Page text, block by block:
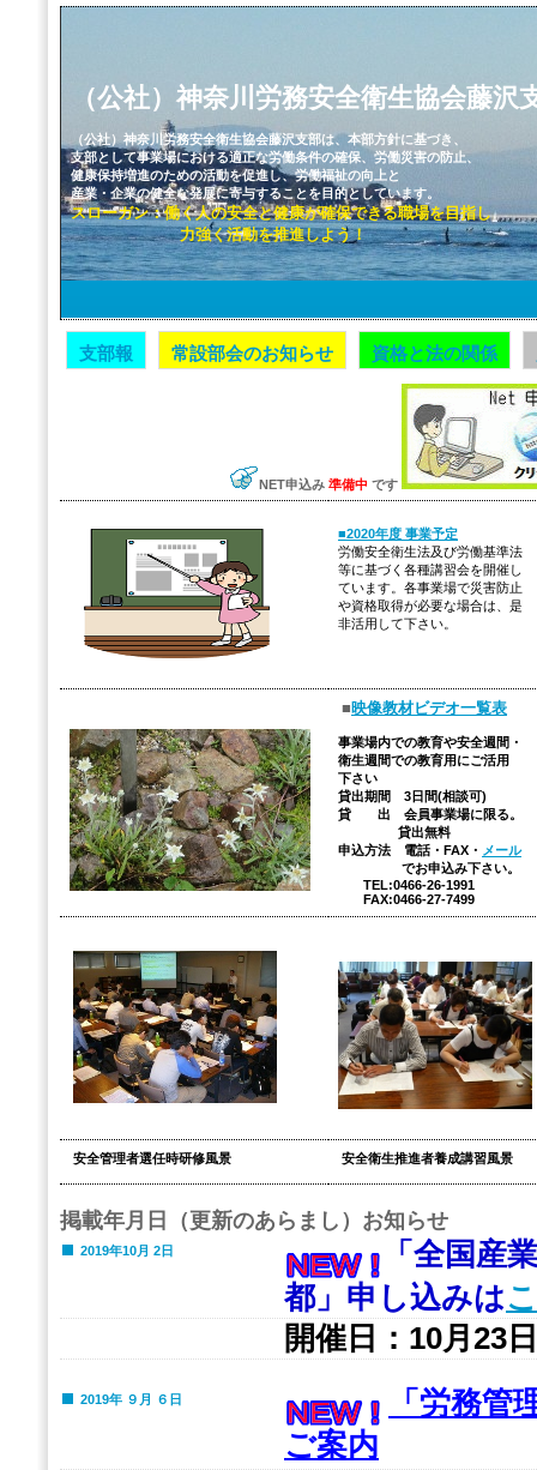
（公社）神奈川労務安全衛生協会藤沢
（公社）神奈川労務安全衛生協会藤沢支部は、本部方針に基づき、
支部として事業場における適正な労働条件の確保、労働災害の防止、
健康保持増進のための活動を促進し、労働福祉の向上と
産業・企業の健全な発展に寄与することを目的としています。
スローガン：働く人の安全と健康が確保できる職場を目指し
力強く活動を推進しよう！
NET申込み 準備中 です
■2020年度 事業予定
労働安全衛生法及び労働基準法
等に基づく各種講習会を開催し
ています。各事業場で災害防止
や資格取得が必要な場合は、是
非活用して下さい。
■映像教材ビデオ一覧表
事業場内での教育や安全週間・
衛生週間での教育用にご活用
下さい
貸出期間 3日間(相談可)
貸 出 会員事業場に限る。
貸出無料
申込方法 電話・FAX・ メール
でお申込み下さい。
TEL:0466-26-1991
FAX:0466-27-7499
安全管理者選任時研修風景 安全衛生推進者養成講習風景
ギャラリー
掲載年月日（更新のあらまし） お知らせ
2019年10月 2日
「全国産
都」申し込みは
開催日： 10月23日
2019年 ９月 ６日
「労務管
ご案内
支部報 常設部会のお知らせ 資格と法の関係